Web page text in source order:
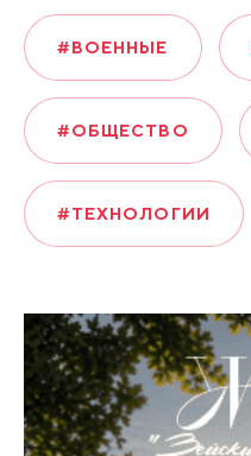
#ВОЕННЫЕ
#ОБЩЕСТВО
#ТЕХНОЛОГИИ